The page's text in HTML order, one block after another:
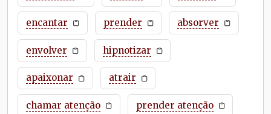
encantar prender absorver
envolver hipnotizar
apaixonar atrair
chamar atenção prender atenção